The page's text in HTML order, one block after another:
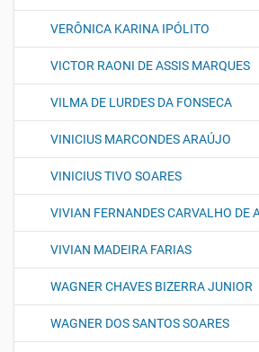
VERÔNICA KARINA IPÓLITO
VICTOR RAONI DE ASSIS MARQUES
VILMA DE LURDES DA FONSECA
VINICIUS MARCONDES ARAÚJO
VINICIUS TIVO SOARES
VIVIAN FERNANDES CARVALHO DE
VIVIAN MADEIRA FARIAS
WAGNER CHAVES BIZERRA JUNIOR
WAGNER DOS SANTOS SOARES